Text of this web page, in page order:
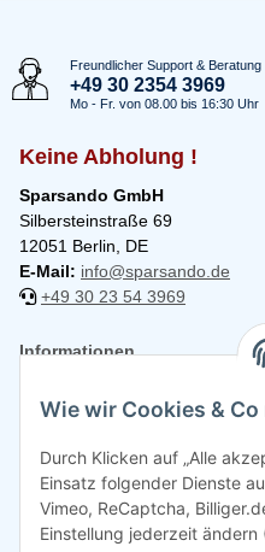
Freundlicher Support & Beratung
+49 30 2354 3969
Mo - Fr. von 08.00 bis 16:30 Uhr
Keine Abholung !
Sparsando GmbH
Silbersteinstraße 69
12051 Berlin, DE
E-Mail: info@sparsando.de
+49 30 23 54 3969
Informationen
Rechtliches
Wie wir Cookies &
Durch Klicken auf „Alle
Einsatz folgender Dienste
Vimeo, ReCaptcha,
Einstellung jederzeit